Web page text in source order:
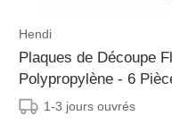
Hendi
Plaques de Découpe
Polypropylène - 6
1-3 jours ouvrés